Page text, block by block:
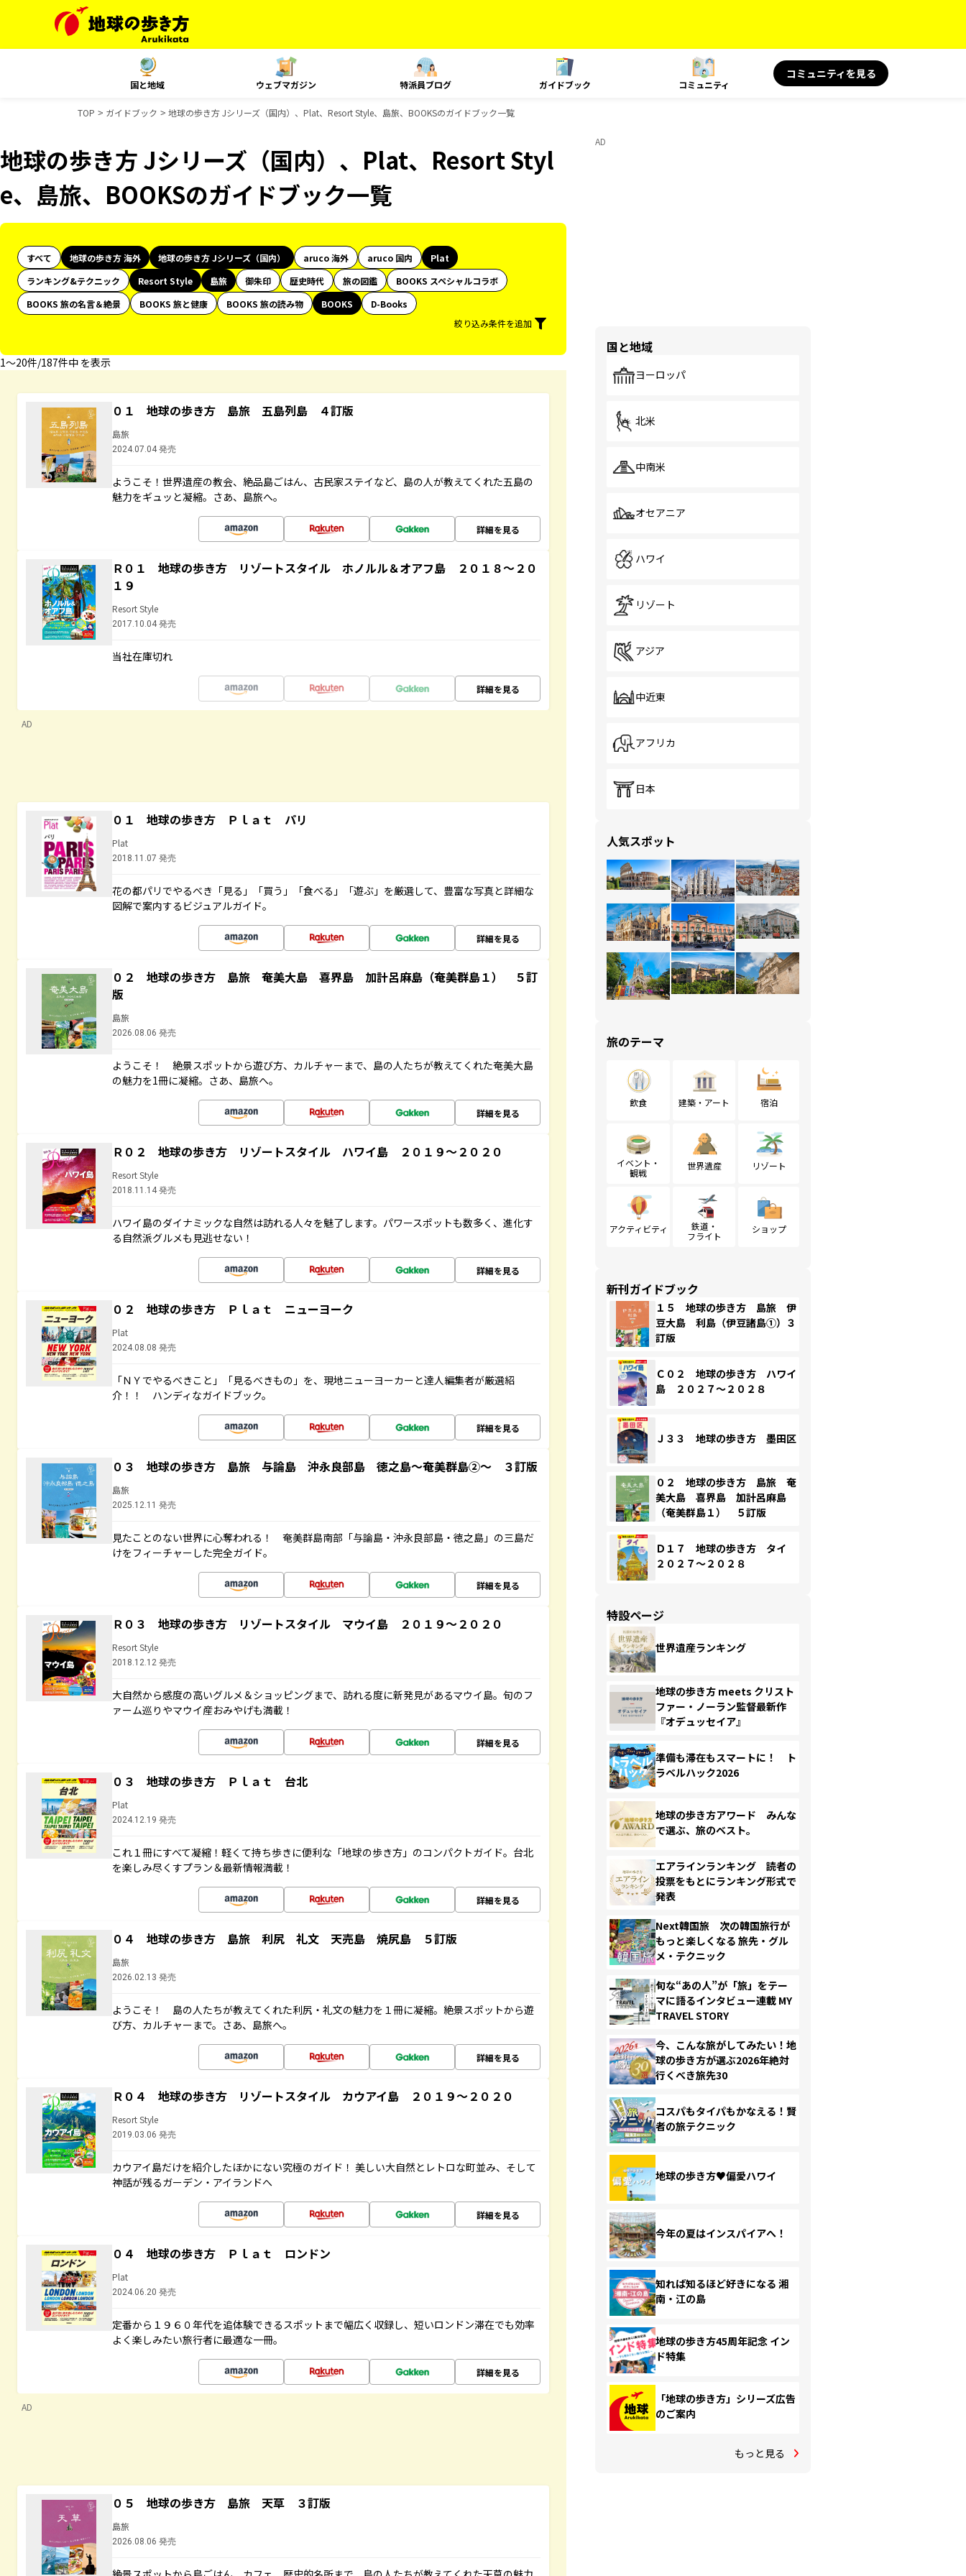
国と地域 ウェブマガジン 特派員ブログ ガイドブック コミュニティ
コミュニティを見る
TOP ガイドブック 地球の歩き方 Jシリーズ（国内）、Plat、Resort Style、島旅、BOOKSのガイドブック一覧
地球の歩き方 Jシリーズ（国内）、Plat、Resort Styl
e、島旅、BOOKSのガイドブック一覧
すべて 地球の歩き方 海外 地球の歩き方 Jシリーズ（国内） aruco 海外 aruco 国内
Plat
ランキング&テクニック
Resort Style 島旅 御朱印 歴史時代 旅の図鑑
BOOKS スペシャルコラボ
BOOKS 旅の名言＆絶景
BOOKS 旅と健康 BOOKS 旅の読み物 BOOKS
D-Books
絞り込み条件を追加
1〜20件/187件中 を表示
０１ 地球の歩き方 島旅 五島列島 ４訂版
島旅
2024.07.04 発売
ようこそ！世界遺産の教会、絶品島ごはん、古民家ステイなど、島の人が教えてくれた五島の
魅力をギュッと凝縮。さあ、島旅へ。
詳細を見る
Ｒ０１ 地球の歩き方 リゾートスタイル ホノルル＆オアフ島 ２０１８～２０
１９
Resort Style
2017.10.04 発売
当社在庫切れ
詳細を見る
AD
０１ 地球の歩き方 Ｐｌａｔ パリ
Plat
2018.11.07 発売
花の都パリでやるべき「見る」「買う」「食べる」「遊ぶ」を厳選して、豊富な写真と詳細な
図解で案内するビジュアルガイド。
詳細を見る
０２ 地球の歩き方 島旅 奄美大島 喜界島 加計呂麻島（奄美群島１） ５訂
版
島旅
2026.08.06 発売
ようこそ！ 絶景スポットから遊び方、カルチャーまで、島の人たちが教えてくれた奄美大島
の魅力を1冊に凝縮。さあ、島旅へ。
詳細を見る
Ｒ０２ 地球の歩き方 リゾートスタイル ハワイ島 ２０１９～２０２０
Resort Style
2018.11.14 発売
ハワイ島のダイナミックな自然は訪れる人々を魅了します。パワースポットも数多く、進化す
る自然派グルメも見逃せない！
詳細を見る
０２ 地球の歩き方 Ｐｌａｔ ニューヨーク
Plat
2024.08.08 発売
「ＮＹでやるべきこと」「見るべきもの」を、現地ニューヨーカーと達人編集者が厳選紹
介！！ ハンディなガイドブック。
詳細を見る
０３ 地球の歩き方 島旅 与論島 沖永良部島 徳之島～奄美群島②～ ３訂版
島旅
2025.12.11 発売
見たことのない世界に心奪われる！ 奄美群島南部「与論島・沖永良部島・徳之島」の三島だ
けをフィーチャーした完全ガイド。
詳細を見る
Ｒ０３ 地球の歩き方 リゾートスタイル マウイ島 ２０１９～２０２０
Resort Style
2018.12.12 発売
大自然から感度の高いグルメ＆ショッピングまで、訪れる度に新発見があるマウイ島。旬のフ
ァーム巡りやマウイ産おみやげも満載！
詳細を見る
０３ 地球の歩き方 Ｐｌａｔ 台北
Plat
2024.12.19 発売
これ１冊にすべて凝縮！軽くて持ち歩きに便利な「地球の歩き方」のコンパクトガイド。台北
を楽しみ尽くすプラン＆最新情報満載！
詳細を見る
０４ 地球の歩き方 島旅 利尻 礼文 天売島 焼尻島 ５訂版
島旅
2026.02.13 発売
ようこそ！ 島の人たちが教えてくれた利尻・礼文の魅力を１冊に凝縮。絶景スポットから遊
び方、カルチャーまで。さあ、島旅へ。
詳細を見る
Ｒ０４ 地球の歩き方 リゾートスタイル カウアイ島 ２０１９～２０２０
Resort Style
2019.03.06 発売
カウアイ島だけを紹介したほかにない究極のガイド！ 美しい大自然とレトロな町並み、そして
神話が残るガーデン・アイランドへ
詳細を見る
０４ 地球の歩き方 Ｐｌａｔ ロンドン
Plat
2024.06.20 発売
定番から１９６０年代を追体験できるスポットまで幅広く収録し、短いロンドン滞在でも効率
よく楽しみたい旅行者に最適な一冊。
詳細を見る
AD
０５ 地球の歩き方 島旅 天草 ３訂版
島旅
2026.08.06 発売
AD
国と地域
ヨーロッパ
北米
中南米
オセアニア
ハワイ
リゾート
アジア
中近東
アフリカ
日本
人気スポット
旅のテーマ
飲食 建築・アート 宿泊
イベント・
観戦
世界遺産 リゾート
アクティビティ
鉄道・
フライト
ショップ
新刊ガイドブック
１５ 地球の歩き方 島旅 伊
豆大島 利島（伊豆諸島①）３
訂版
Ｃ０２ 地球の歩き方 ハワイ
島 ２０２７～２０２８
Ｊ３３ 地球の歩き方 墨田区
０２ 地球の歩き方 島旅 奄
美大島 喜界島 加計呂麻島
（奄美群島１） ５訂版
Ｄ１７ 地球の歩き方 タイ
２０２７～２０２８
特設ページ
世界遺産ランキング
地球の歩き方 meets クリスト
ファー・ノーラン監督最新作
『オデュッセイア』
準備も滞在もスマートに！ ト
ラベルハック2026
地球の歩き方アワード みんな
で選ぶ、旅のベスト。
エアラインランキング 読者の
投票をもとにランキング形式で
発表
Next韓国旅 次の韓国旅行が
もっと楽しくなる 旅先・グル
メ・テクニック
旬な“あの人”が「旅」をテー
マに語るインタビュー連載 MY
TRAVEL STORY
今、こんな旅がしてみたい！地
球の歩き方が選ぶ2026年絶対
行くべき旅先30
コスパもタイパもかなえる！賢
者の旅テクニック
地球の歩き方♥偏愛ハワイ
今年の夏はインスパイアへ！
知れば知るほど好きになる 湘
南・江の島
地球の歩き方45周年記念 イン
ド特集
「地球の歩き方」シリーズ広告
のご案内
もっと見る